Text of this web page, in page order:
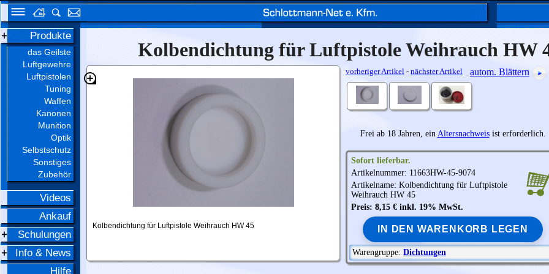
Produkte
das Geilste
Luftgewehre
Luftpistolen
Tuning
Waffen
Kanonen
Munition
Optik
Selbstschutz
Sonstiges
Zubehör
Videos
Ankauf
Schulungen
Info & News
Hilfe
Kolbendichtung für Luftpistole Weihrauch HW
Kolbendichtung für Luftpistole Weihrauch HW 45
vorheriger Artikel - nächster Artikel autom. Blättern
Frei ab 18 Jahren, ein Altersnachweisist erforderlich.
Sofort lieferbar.
Artikelnummer: 11663HW-45-9074
Artikelname: Kolbendichtung für Luftpistole
Weihrauch HW 45
Preis: 8,15 € inkl. 19% MwSt.
IN DEN WARENKORB LEGEN
Warengruppe: Dichtungen